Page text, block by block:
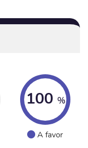
100 %
A favor